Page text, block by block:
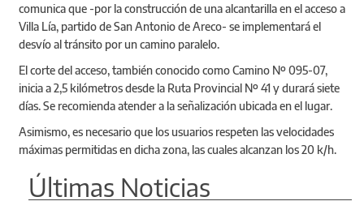
comunica que -por la construcción de una alcantarilla en el acceso a
Villa Lía, partido de San Antonio de Areco- se implementará el
desvío al tránsito por un camino paralelo.
El corte del acceso, también conocido como Camino Nº 095-07,
inicia a 2,5 kilómetros desde la Ruta Provincial Nº 41 y durará siete
días. Se recomienda atender a la señalización ubicada en el lugar.
Asimismo, es necesario que los usuarios respeten las velocidades
máximas permitidas en dicha zona, las cuales alcanzan los 20 k/h.
Últimas Noticias